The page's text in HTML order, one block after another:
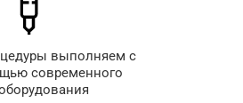
выполняем с
современного